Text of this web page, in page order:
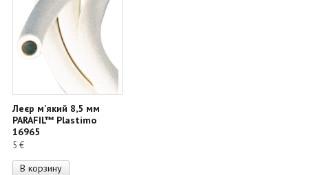
Леєр м’який 8,5 мм
PARAFIL™ Plastimo
16965
5 €
В корзину